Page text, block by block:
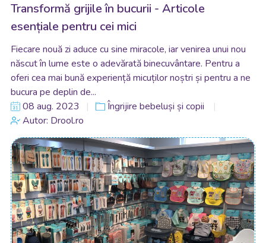
Transformă grijile în bucurii - Articole
esențiale pentru cei mici
Fiecare nouă zi aduce cu sine miracole, iar venirea unui nou
născut în lume este o adevărată binecuvântare. Pentru a
oferi cea mai bună experiență micuților noștri și pentru a ne
bucura pe deplin de...
08 aug. 2023
Îngrijire bebeluși și copii
Autor: Drool.ro